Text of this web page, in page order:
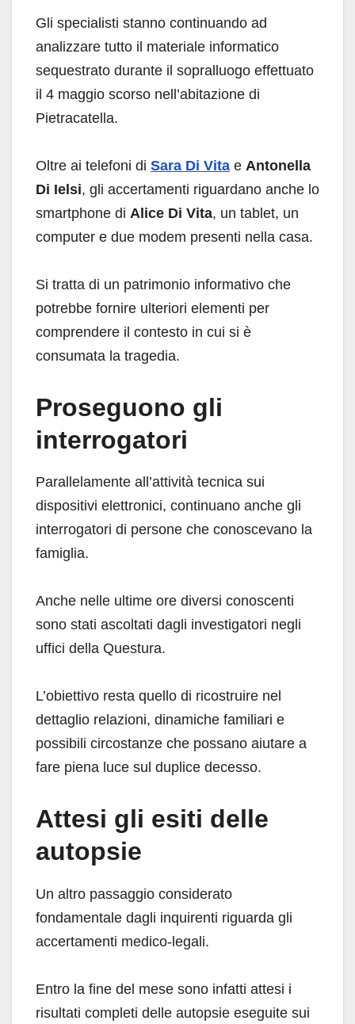
Gli specialisti stanno continuando ad
analizzare tutto il materiale informatico
sequestrato durante il sopralluogo effettuato
il 4 maggio scorso nell’abitazione di
Pietracatella.
Oltre ai telefoni di Sara Di Vita e Antonella
Di Ielsi, gli accertamenti riguardano anche lo
smartphone di Alice Di Vita, un tablet, un
computer e due modem presenti nella casa.
Si tratta di un patrimonio informativo che
potrebbe fornire ulteriori elementi per
comprendere il contesto in cui si è
consumata la tragedia.
Proseguono gli
interrogatori
Parallelamente all’attività tecnica sui
dispositivi elettronici, continuano anche gli
interrogatori di persone che conoscevano la
famiglia.
Anche nelle ultime ore diversi conoscenti
sono stati ascoltati dagli investigatori negli
uffici della Questura.
L’obiettivo resta quello di ricostruire nel
dettaglio relazioni, dinamiche familiari e
possibili circostanze che possano aiutare a
fare piena luce sul duplice decesso.
Attesi gli esiti delle
autopsie
Un altro passaggio considerato
fondamentale dagli inquirenti riguarda gli
accertamenti medico-legali.
Entro la fine del mese sono infatti attesi i
risultati completi delle autopsie eseguite sui